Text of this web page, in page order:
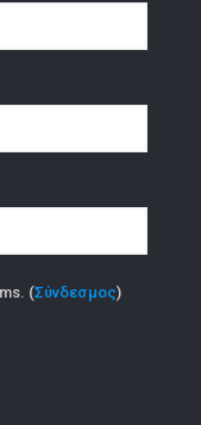
(Σύνδεσμος)